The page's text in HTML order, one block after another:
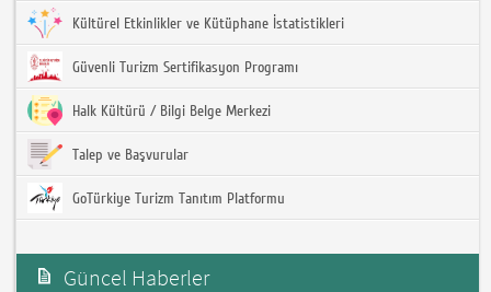
Kültürel Etkinlikler ve Kütüphane İstatistikleri
Güvenli Turizm Sertifikasyon Programı
Halk Kültürü / Bilgi Belge Merkezi
Talep ve Başvurular
GoTürkiye Turizm Tanıtım Platformu
Güncel Haberler